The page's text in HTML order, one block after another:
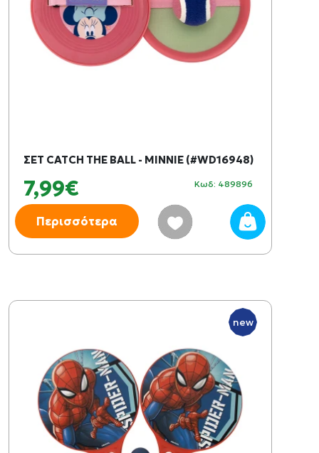
ΣΕΤ CATCH THE BALL - MINNIE (#WD16948)
7,99€ Κωδ: 489896
Περισσότερα
new